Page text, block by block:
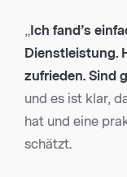
„ Ich fand’s
Dienstleistung.
zufrieden. Sind
und es ist klar,
hat und eine
schätzt.